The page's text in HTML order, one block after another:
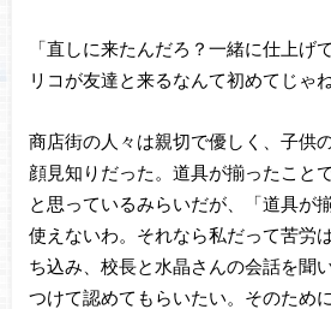
「直しに来たんだろ？一緒に仕上げ
リコが友達と来るなんて初めてじゃ
商店街の人々は親切で優しく、子供
顔見知りだった。道具が揃ったこと
と思っているみらいだが、「道具が
使えないわ。それなら私だって苦労
ち込み、校長と水晶さんの会話を聞
つけて認めてもらいたい。そのため